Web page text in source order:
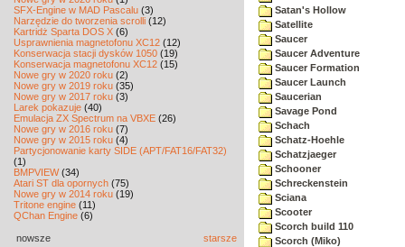
SFX-Engine w MAD Pascalu (3)
Narzędzie do tworzenia scrolli (12)
Kartridż Sparta DOS X (6)
Usprawnienia magnetofonu XC12 (12)
Konserwacja stacji dysków 1050 (19)
Konserwacja magnetofonu XC12 (15)
Nowe gry w 2020 roku (2)
Nowe gry w 2019 roku (35)
Nowe gry w 2017 roku (3)
Larek pokazuje (40)
Emulacja ZX Spectrum na VBXE (26)
Nowe gry w 2016 roku (7)
Nowe gry w 2015 roku (4)
Partycjonowanie karty SIDE (APT/FAT16/FAT32)
(1)
BMPVIEW(34)
Atari ST dla opornych (75)
Nowe gry w 2014 roku (19)
Tritone engine (11)
QChan Engine (6)
nowsze starsze
Satan's Hollow
Satellite
Saucer
Saucer Adventure
Saucer Formation
Saucer Launch
Saucerian
Savage Pond
Schach
Schatz-Hoehle
Schatzjaeger
Schooner
Schreckenstein
Sciana
Scooter
Scorch build 110
Scorch (Miko)